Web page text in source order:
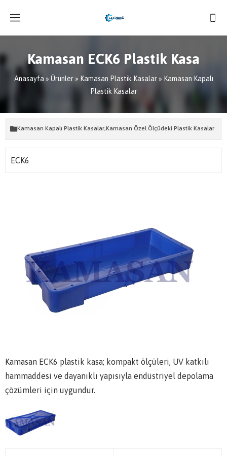
Kamasan ECK6 Plastik Kasa
Anasayfa » Ürünler» Kamasan Plastik Kasalar» Kamasan Kapalı
Plastik Kasalar
Kamasan Kapalı Plastik Kasalar,Kamasan Özel Ölçüdeki Plastik Kasalar
ECK6
Kamasan ECK6 plastik kasa; kompakt ölçüleri, UV katkılı
hammaddesi ve dayanıklı yapısıyla endüstriyel depolama
çözümleri için uygundur.